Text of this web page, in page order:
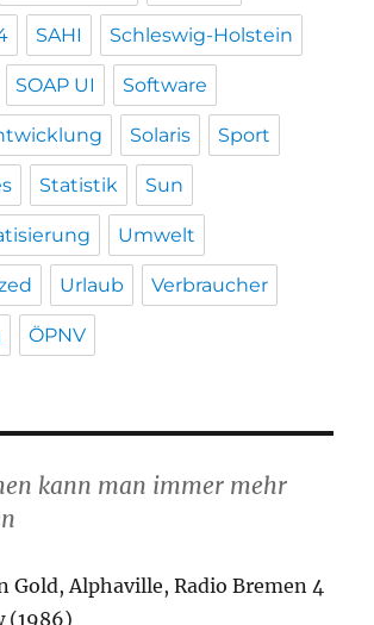
SAHI Schleswig-Holstein
SOAP UI Software
Solaris Sport
Statistik Sun
Umwelt
Urlaub Verbraucher
ÖPNV
kann man immer mehr
Gold, Alphaville, Radio Bremen 4
(1986)